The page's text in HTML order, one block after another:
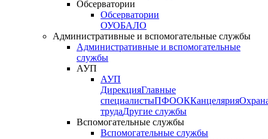
Обсерватории
Обсерватории
ОУОБАЛО
Административные и вспомогательные службы
Административные и вспомогательные
службы
АУП
АУП
ДирекцияГлавные
специалистыПФООККанцелярия
трудаДругие службы
Вспомогательные службы
Вспомогательные службы